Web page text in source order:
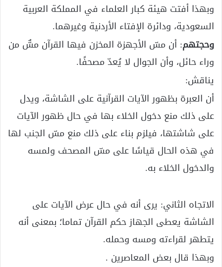
وبهذا أفتت هيئة كبار العلماء في المملكة العربية
السعودية، ودائرة الإفتاء الأردنية وغيرهما.
وحجتهم: أن مسّ الأجهزة المخزن فيها القرآن مسٌّ من
وراء حائل، وأن الجوال لا يُعدّ مصحفًا.
يناقش:
أن العبرة بظهور الآيات القرآنية على الشاشة، ويدل
على ذلك منع دخول الخلاء بها في حال ظهور الآيات
على شاشتها، فيلزم بناء على ذلك منع مسّ الجنب لها
في هذه الحال قياسًا على مسّ المصحف ولمسه
والدخول الخلاء به.
الاتجاه الثاني: يرى أنه في حال عرض الآيات على
الشاشة يعطى الجهاز حكم القرآن تماما؛ بمعنى أنه
يتطهر لقراءته ومسه وحمله.
وبهذا قال بعض المعاصرين .